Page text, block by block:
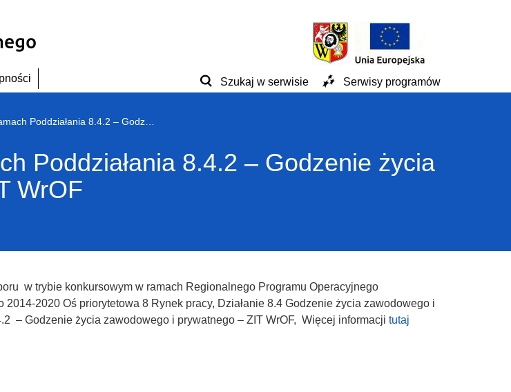
Szukaj w serwisie Serwisy programów
Poddziałania 8.4.2 – Godzenie życia
WrOF
w trybie konkursowym w ramach Regionalnego Programu Operacyjnego
2020 Oś priorytetowa 8 Rynek pracy, Działanie 8.4 Godzenie życia zawodowego i
– Godzenie życia zawodowego i prywatnego – ZIT WrOF, Więcej informacji tutaj